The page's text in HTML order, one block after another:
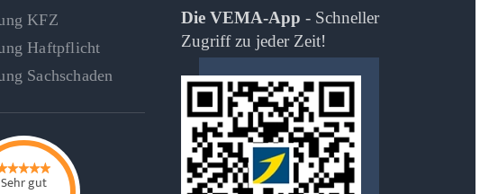
KFZ
Haftpflicht
Sachschaden
Sehr gut
Die VEMA-App - Schneller
Zugriff zu jeder Zeit!